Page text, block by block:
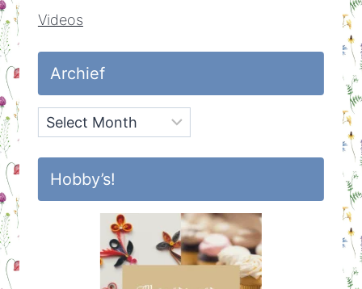
Videos
Archief
Archief
Hobby’s!